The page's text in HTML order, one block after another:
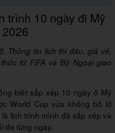
trình 10 ngày đi Mỹ
Thông tin lịch thi đấu, giá vé,
từ FIFA và Bộ Ngoại giao
biết sắp xếp 10 ngày ở Mỹ
World Cup vừa không bỏ lỡ
lịch trình mình đã sắp xếp và
đa từng ngày.